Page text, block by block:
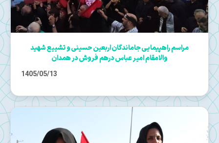
مراسم راهپیمایی جاماندگان اربعین حسینی و تشییع شهید
والامقام امیر عباس درهم فروش در همدان
1405/05/13